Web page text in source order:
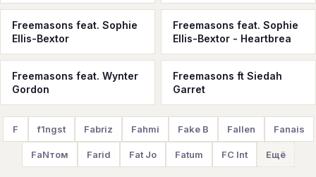
Freemasons feat. Sophie
Ellis-Bextor
Freemasons feat. Sophie
Ellis-Bextor - Heartbrea
Freemasons feat. Wynter
Gordon
Freemasons ft Siedah
Garret
F f1ngst Fabriz Fahmi Fake B Fallen Fanais
FaNтом Farid Fat Jo Fatum FC Int Ещё